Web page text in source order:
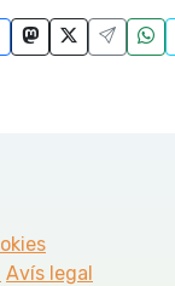
Avís legal